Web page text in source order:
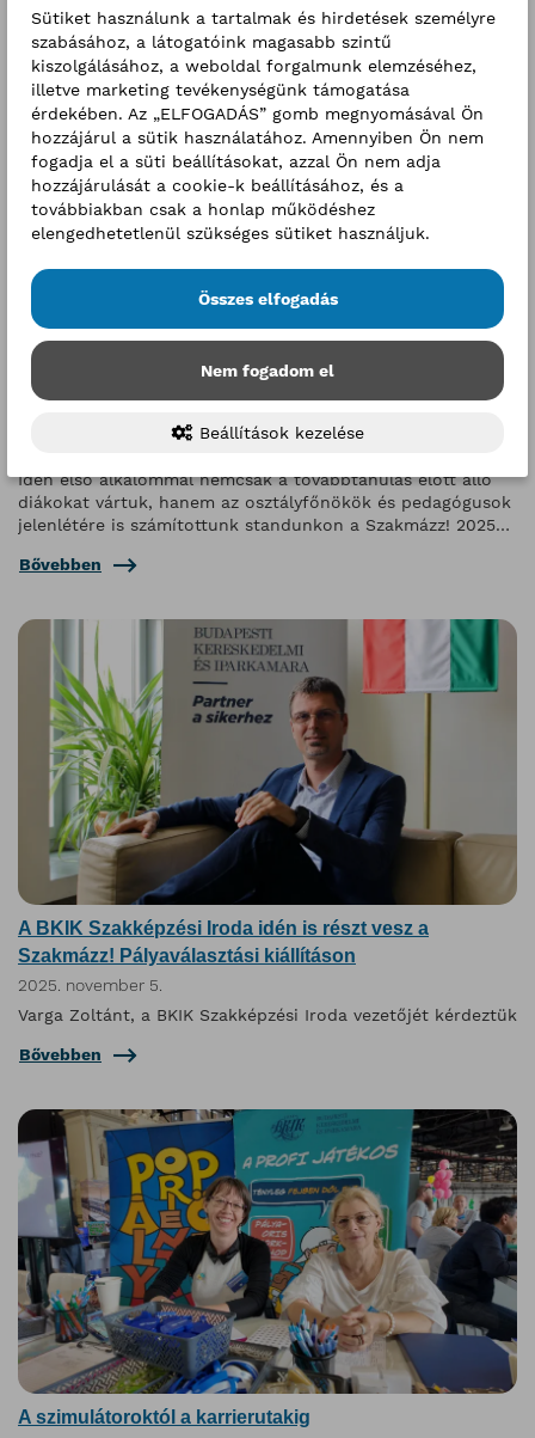
A kreativitás minden szakmában otthonra talál
Bővebben
OfőCafé a Szakmázzon
Idén első alkalommal nemcsak a továbbtanulás előtt álló
diákokat vártuk, hanem az osztályfőnökök és pedagógusok
jelenlétére is számítottunk standunkon a Szakmázz! 2025
Bővebben
A BKIK Szakképzési Iroda idén is részt vesz a
Szakmázz! Pályaválasztási kiállításon
2025. november 5.
Varga Zoltánt, a BKIK Szakképzési Iroda vezetőjét kérdeztük
Bővebben
A szimulátoroktól a karrierutakig
Sütiket használunk a tartalmak és hirdetések személyre
szabásához, a látogatóink magasabb szintű
kiszolgálásához, a weboldal forgalmunk elemzéséhez,
illetve marketing tevékenységünk támogatása
érdekében. Az „ELFOGADÁS” gomb megnyomásával Ön
hozzájárul a sütik használatához. Amennyiben Ön nem
fogadja el a süti beállításokat, azzal Ön nem adja
hozzájárulását a cookie-k beállításához, és a
továbbiakban csak a honlap működéshez
elengedhetetlenül szükséges sütiket használjuk.
Összes elfogadás
Nem fogadom el
Beállítások kezelése